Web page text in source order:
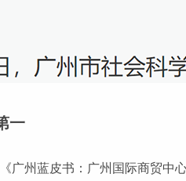
一
广州蓝皮书：广州国际商贸